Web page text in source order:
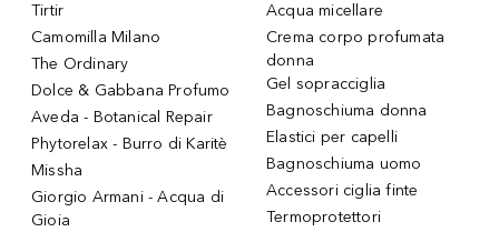
Tirtir
Camomilla Milano
The Ordinary
Dolce & Gabbana Profumo
Aveda - Botanical Repair
Phytorelax - Burro di Karitè
Missha
Giorgio Armani - Acqua di
Gioia
Acqua micellare
Crema corpo profumata
donna
Gel sopracciglia
Bagnoschiuma donna
Elastici per capelli
Bagnoschiuma uomo
Accessori ciglia finte
Termoprotettori